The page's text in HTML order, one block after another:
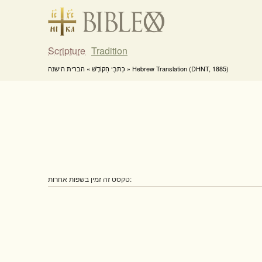
Scripture Tradition
כִּתבֵי הַקוֹדֶשׁ » הברית הישנה » Hebrew Translation (DHNT, 1885)
טקסט זה זמין בשפות אחרות: